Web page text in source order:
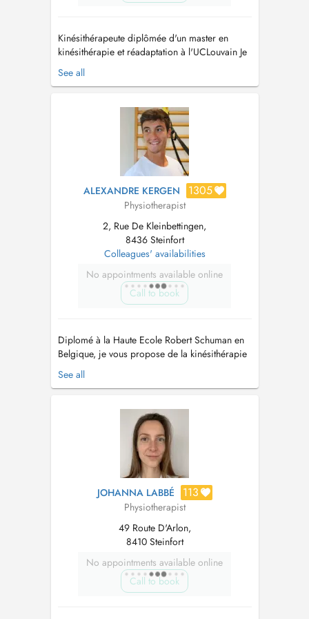
Kinésithérapeute diplômée d'un master en
kinésithérapie et réadaptation à l'UCLouvain Je
prends en charge : - Pathologies sportives -
Lésions orthopédiques (simples et complexes) -
neurologiques - Douleurs de la colonne
(cervicales, dorsales, lombaire...
See all
ALEXANDRE KERGEN 1305
Physiotherapist
2, Rue De Kleinbettingen,
8436 Steinfort
Colleagues' availabilities
No appointments available online
Call to book
Diplomé à la Haute Ecole Robert Schuman en
Belgique, je vous propose de la kinésithérapie
générale (Tendinite, mal de dos, entorse,..) ou
bien un traitement sportif (Renforcement, Return
réathlétisation). J'ai complété mes
connaissances par diverses formations...
See all
JOHANNA LABBÉ 113
Physiotherapist
49 Route D'Arlon,
8410 Steinfort
No appointments available online
Call to book